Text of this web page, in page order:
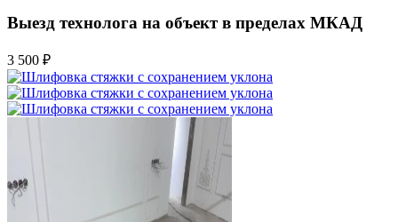
Выезд технолога на объект в пределах МКАД
3 500 ₽